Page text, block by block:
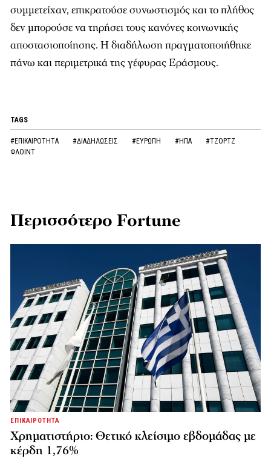
συμμετείχαν, επικρατούσε συνωστισμός και το πλήθος
δεν μπορούσε να τηρήσει τους κανόνες κοινωνικής
αποστασιοποίησης. Η διαδήλωση πραγματοποιήθηκε
πάνω και περιμετρικά της γέφυρας Εράσμους.
TAGS
#ΕΠΙΚΑΙΡΟΤΗΤΑ #ΔΙΑΔΗΛΩΣΕΙΣ #ΕΥΡΩΠΗ #ΗΠΑ
#ΤΖΟΡΤΖ
ΦΛΟΙΝΤ
Περισσότερο Fortune
ΕΠΙΚΑΙΡΟΤΗΤΑ
Χρηματιστήριο: Θετικό κλείσιμο εβδομάδας με
κέρδη 1,76%